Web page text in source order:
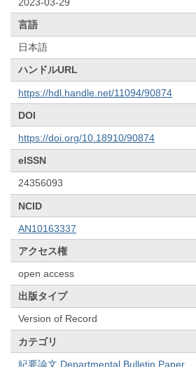
言語
日本語
ハンドルURL
https://hdl.handle.net/11094/90874
DOI
https://doi.org/10.18910/90874
eISSN
24356093
NCID
AN10163337
アクセス権
open access
出版タイプ
Version of Record
カテゴリ
紀要論文 Departmental Bulletin Paper